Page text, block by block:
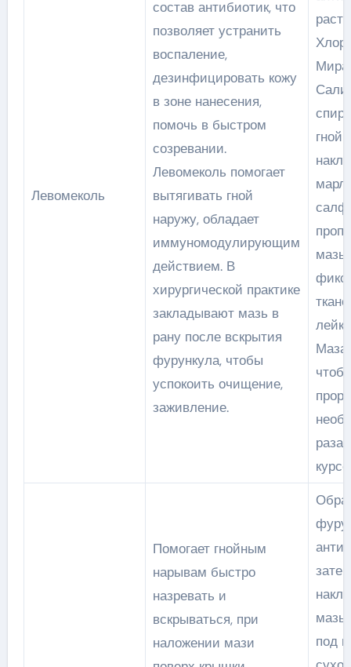
Левомеколь
состав антибиотик, что
позволяет устранить
воспаление,
дезинфицировать кожу
в зоне нанесения,
помочь в быстром
созревании.
Левомеколь помогает
вытягивать гной
наружу, обладает
иммуномодулирующим
действием. В
хирургической практике
закладывают мазь в
рану после вскрытия
фурункула, чтобы
успокоить очищение,
заживление.
раза
Помогает гнойным
нарывам быстро
назревать и
вскрываться, при
наложении мази
затем
мазь
под